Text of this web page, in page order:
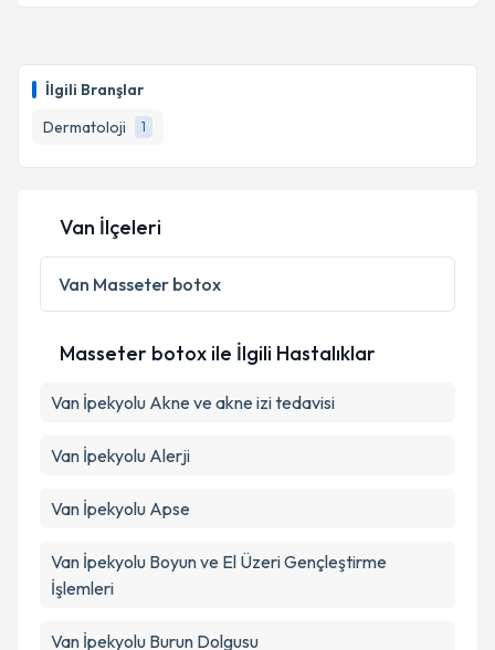
İlgili Branşlar
Dermatoloji
1
Van İlçeleri
Van Masseter botox
Masseter botox ile İlgili Hastalıklar
Van İpekyolu Akne ve akne izi tedavisi
Van İpekyolu Alerji
Van İpekyolu Apse
Van İpekyolu Boyun ve El Üzeri Gençleştirme
İşlemleri
Van İpekyolu Burun Dolgusu